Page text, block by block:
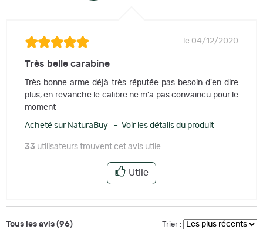
le 04/12/2020
Très belle carabine
Très bonne arme déjà très réputée pas besoin d'en dire
plus, en revanche le calibre ne m'a pas convaincu pour le
moment
Acheté sur NaturaBuy – Voir les détails du produit
33 utilisateurs trouvent cet avis utile
Utile
Tous les avis (96) Trier :